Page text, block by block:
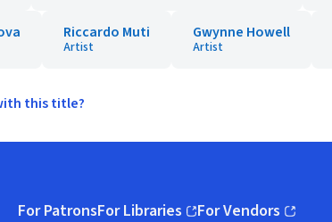
Riccardo Muti
Artist
Gwynne Howell
Artist
this title?
For PatronsFor Libraries For Vendors